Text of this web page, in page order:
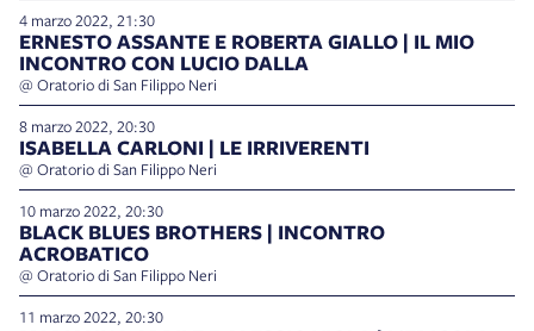
4 marzo 2022, 21:30
ERNESTO ASSANTE E ROBERTA GIALLO | IL MIO
INCONTRO CON LUCIO DALLA
@ Oratorio di San Filippo Neri
8 marzo 2022, 20:30
ISABELLA CARLONI | LE IRRIVERENTI
@ Oratorio di San Filippo Neri
10 marzo 2022, 20:30
BLACK BLUES BROTHERS | INCONTRO
ACROBATICO
@ Oratorio di San Filippo Neri
11 marzo 2022, 20:30